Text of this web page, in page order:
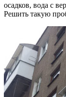
осадков, вода с
Решить такую